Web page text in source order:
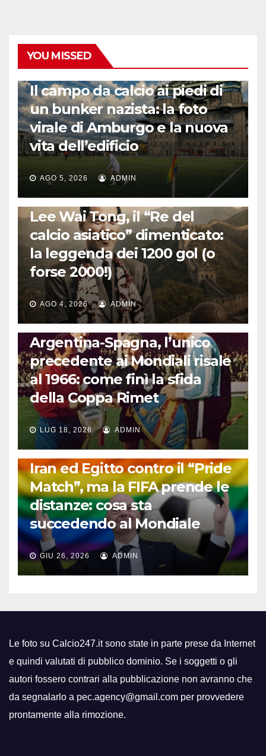
YOU MISSED
Il campo da calcio ai piedi di
un bunker nazista: la foto
virale di Amburgo e la nuova
vita dell’edificio
AGO 5, 2026 ADMIN
LA STORIA DEL CALCIO
Lee Wai Tong, il “Re del
calcio asiatico” dimenticato:
la leggenda dei 1200 gol (o
forse 2000!)
AGO 4, 2026 ADMIN
CALCIO INTERNAZIONALE
Argentina-Spagna, l’unico
precedente ai Mondiali risale
al 1966: come finì la sfida
della Coppa Rimet
LUG 18, 2026 ADMIN
FUORI DAL CAMPO: CALCIO, GOSSIP E NON SOLO
Iran ed Egitto contro il “Pride
Match”, ma la FIFA prende le
distanze: cosa sta
succedendo al Mondiale
GIU 26, 2026 ADMIN
Le foto su Calcio247.it sono state in parte prese da Internet
e quindi valutati di pubblico dominio. Se i soggetti o gli
autori fossero contrari alla pubblicazione non avranno che
da segnalarlo a pec.agency@gmail.com per provvedere
prontamente alla rimozione.